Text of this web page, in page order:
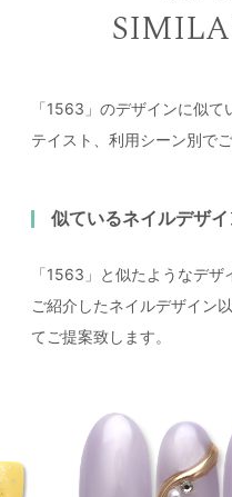
「1563」のデザインに似て
テイスト、利用シーン別でご
似ているネイルデザ
「1563」と似たようなデザ
ご紹介したネイルデザイン
てご提案致します。